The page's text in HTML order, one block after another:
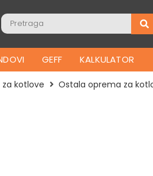
GEFF KALKULATOR
kotlove Ostala oprema za